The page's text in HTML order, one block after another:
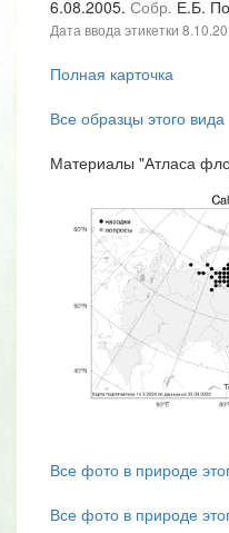
6.08.2005. Собр. Е.Б.
Дата ввода этикетки
Полная карточка
Все образцы этого вида
Материалы "Атласа
Все фото в природе
Все фото в природе